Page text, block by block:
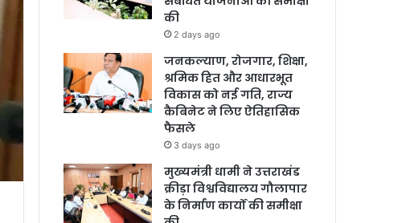
की
2 days ago
जनकल्याण, रोजगार, शिक्षा,
श्रमिक हित और आधारभूत
विकास को नई गति, राज्य
कैबिनेट ने लिए ऐतिहासिक
फैसले
3 days ago
मुख्यमंत्री धामी ने उत्तराखंड
क्रीड़ा विश्वविद्यालय गौलापार
के निर्माण कार्यों की समीक्षा